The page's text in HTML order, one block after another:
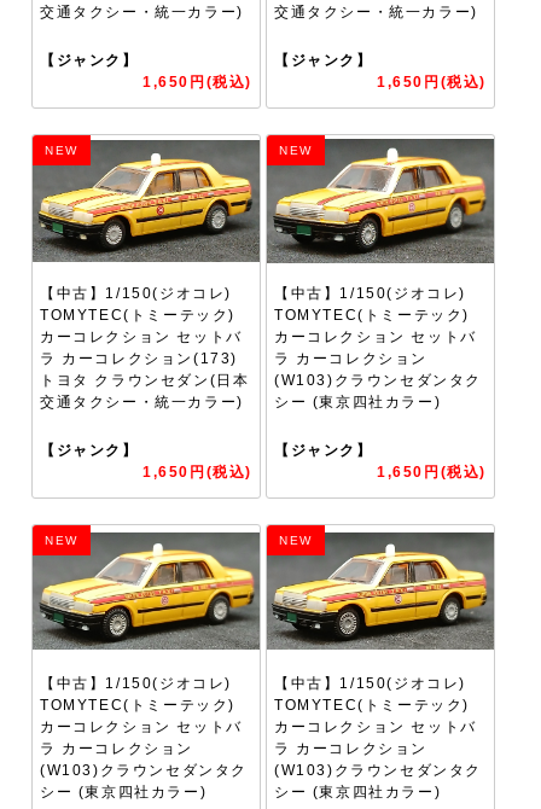
交通タクシー・統一カラー)
【ジャンク】
1,650円(税込)
交通タクシー・統一カラー)
【ジャンク】
1,650円(税込)
NEW
【中古】1/150(ジオコレ)
TOMYTEC(トミーテック)
カーコレクション セットバ
ラ カーコレクション(173)
トヨタ クラウンセダン(日本
交通タクシー・統一カラー)
【ジャンク】
1,650円(税込)
NEW
【中古】1/150(ジオコレ)
TOMYTEC(トミーテック)
カーコレクション セットバ
ラ カーコレクション
(W103)クラウンセダンタク
シー (東京四社カラー)
【ジャンク】
1,650円(税込)
NEW
【中古】1/150(ジオコレ)
TOMYTEC(トミーテック)
カーコレクション セットバ
ラ カーコレクション
(W103)クラウンセダンタク
シー (東京四社カラー)
NEW
【中古】1/150(ジオコレ)
TOMYTEC(トミーテック)
カーコレクション セットバ
ラ カーコレクション
(W103)クラウンセダンタク
シー (東京四社カラー)